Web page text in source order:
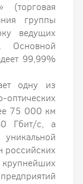
(торговая
группы
ведущих
Основной
99,99%
одну из
75 000 км
Гбит/с, а
российских